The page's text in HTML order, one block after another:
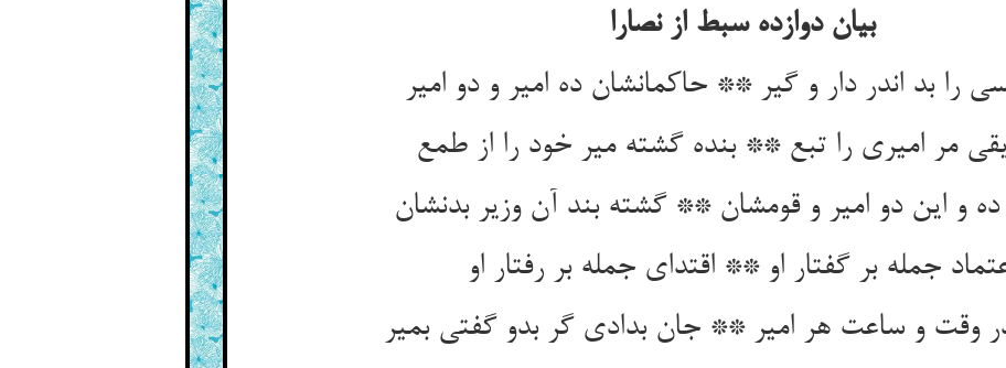
بیان دوازده سبط از نصارا
را بد اندر دار و گیر ** حاکمانشان ده امیر و دو امیر
جمله بر گفتار او ** اقتدای جمله بر رفتار او
وقت و ساعت هر امیر ** جان بدادی گر بدو گفتی بمیر